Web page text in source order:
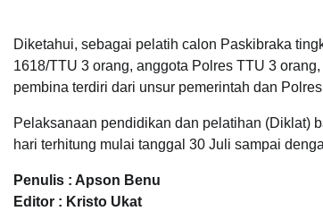
Diketahui, sebagai pelatih calon Paskibraka
1618/TTU 3 orang, anggota Polres TTU 3
pembina terdiri dari unsur pemerintah dan
Pelaksanaan pendidikan dan pelatihan (Diklat)
hari terhitung mulai tanggal 30 Juli sampai
Penulis : Apson Benu
Editor : Kristo Ukat